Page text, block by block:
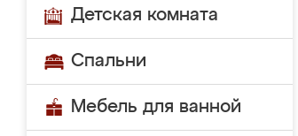
Детская комната
Спальни
Мебель для ванной